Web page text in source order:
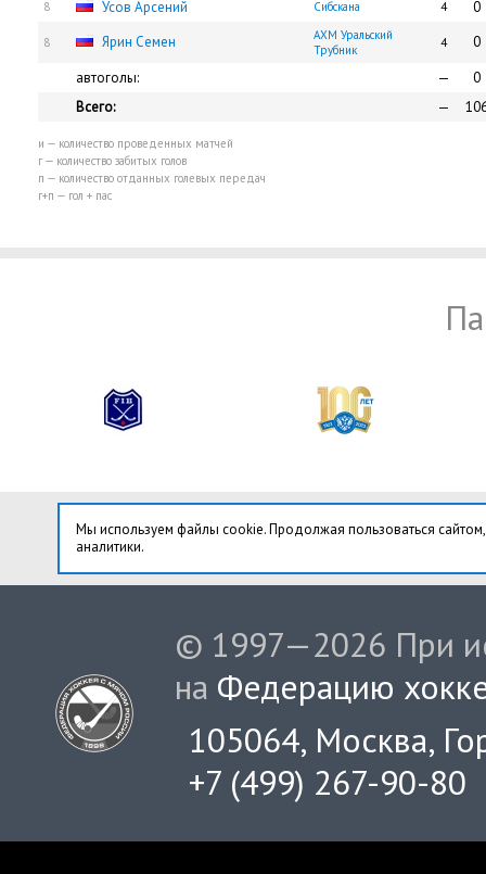
8 Усов Арсений Сибскана 4 0
8 Ярин Семен
АХМ Уральский
Трубник
4
0
автоголы:
—
0
Всего:
—
и — количество проведенных матчей
г — количество забитых голов
п — количество отданных голевых передач
г+п — гол + пас
Мы используем файлы cookie. Продолжая пользоваться
аналитики.
© 1997—2026 При
на Федерацию
105064, Москва,
+7 (499) 267-90-80